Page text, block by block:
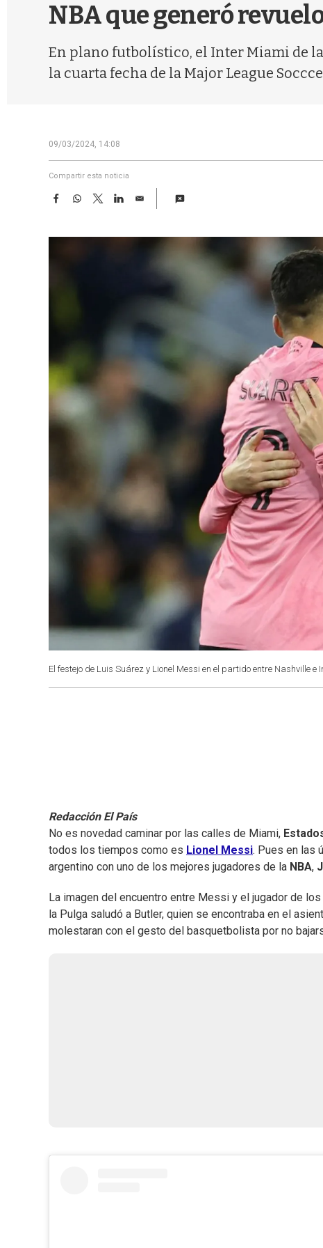
NBA que generó
En plano futbolístico, el Inter Miami de
la cuarta fecha de la Major League
09/03/2024, 14:08
Compartir esta noticia
F
e
W
t
T
w
t
L
k
E
i
El festejo de Luis Suárez y Lionel Messi en el partido entre Nashville
Redacción El País
No es novedad caminar por las calles de Miami,
todos los tiempos como es Lionel Messi. Pues en las
argentino con uno de los mejores jugadores de la NBA,
La imagen del encuentro entre Messi y el jugador de los
la Pulga saludó a Butler, quien se encontraba en el
molestaran con el gesto del basquetbolista por no